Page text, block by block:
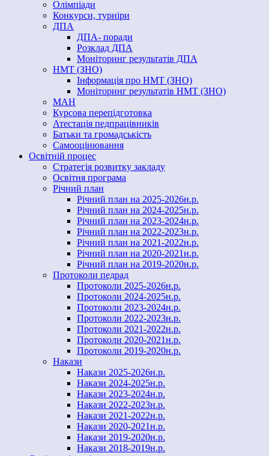
Олімпіади
Конкурси, турніри
ДПА
ДПА- поради
Розклад ДПА
Моніторинг результатів ДПА
НМТ (ЗНО)
Інформація про НМТ (ЗНО)
Моніторинг результатів НМТ (ЗНО)
МАН
Курсова перепідготовка
Атестація педпрацівників
Батьки та громадськість
Самооцінювання
Освітній процес
Стратегія розвитку закладу
Освітня програма
Річний план
Річний план на 2025-2026н.р.
Річний план на 2024-2025н.р.
Річний план на 2023-2024н.р.
Річний план на 2022-2023н.р.
Річний план на 2021-2022н.р.
Річний план на 2020-2021н.р.
Річний план на 2019-2020н.р.
Протоколи педрад
Протоколи 2025-2026н.р.
Протоколи 2024-2025н.р.
Протоколи 2023-2024н.р.
Протоколи 2022-2023н.р.
Протоколи 2021-2022н.р.
Протоколи 2020-2021н.р.
Протоколи 2019-2020н.р.
Накази
Накази 2025-2026н.р.
Накази 2024-2025н.р.
Накази 2023-2024н.р.
Накази 2022-2023н.р.
Накази 2021-2022н.р.
Накази 2020-2021н.р.
Накази 2019-2020н.р.
Накази 2018-2019н.р.